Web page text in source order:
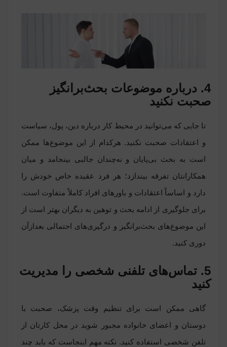
4. درباره موضوعات بحث‌برانگیز
صحبت نکنید
تا جایی که می‌توانید در محیط کار درباره دین، پول، سیاست
و اعتقادات صحبت نکنید. هرکدام از این موضوع‌ها ممکن
است به بحث بی‌پایان و نه‌چندان جالبی بینجامد و میان
همکارانتان تفرقه بیندازد؛ هر فرد عقیده خاص خودش را
دارد و اساساً اعتقادات و باورهای افراد کاملاً متفاوت است.
برای جلوگیری از ادامه بحث و توهین به دیگران بهتر است از
این موضوع‌های بحث‌برانگیز و درگیری‌های احتمالی بعدازآن
دوری کنید.
5. تماس‌های تلفنی شخصی را مدیریت
کنید
گاهی ممکن است برای تنظیم وقت پزشک، صحبت با
دوستان و اعضای خانواده مجبور شوید در محل کارتان از
تلفن شخصی استفاده کنید. نکته مهم اینجاست که باید چند